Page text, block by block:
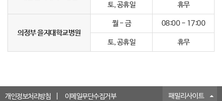
토, 공휴일 휴무
의정부 을지대학교병원
월 - 금 08:00 - 17:00
토, 공휴일 휴무
개인정보처리방침 이메일무단수집거부 패밀리사이트